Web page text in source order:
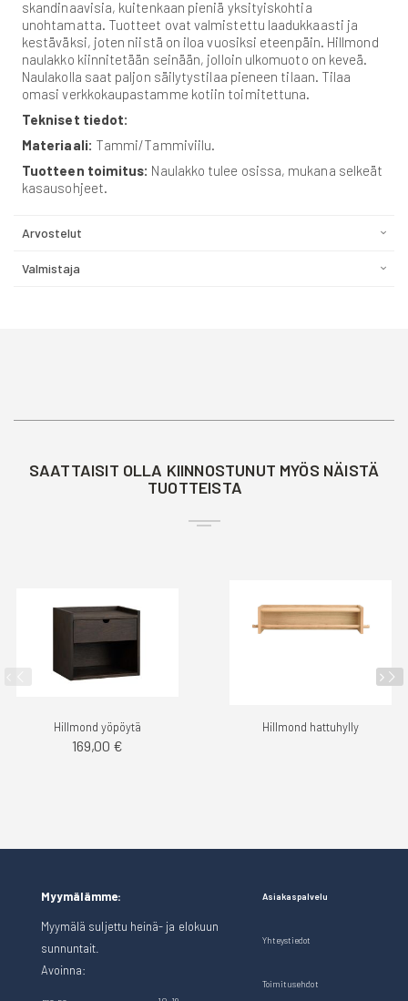
skandinaavisia, kuitenkaan pieniä yksityiskohtia
unohtamatta. Tuotteet ovat valmistettu laadukkaasti ja
kestäväksi, joten niistä on iloa vuosiksi eteenpäin. Hillmond
naulakko kiinnitetään seinään, jolloin ulkomuoto on keveä.
Naulakolla saat paljon säilytystilaa pieneen tilaan. Tilaa
omasi verkkokaupastamme kotiin toimitettuna.
Tekniset tiedot:
Materiaali: Tammi/Tammiviilu.
Tuotteen toimitus: Naulakko tulee osissa, mukana selkeät
kasausohjeet.
Arvostelut
Valmistaja
SAATTAISIT OLLA KIINNOSTUNUT MYÖS NÄISTÄ
TUOTTEISTA
Hillmond yöpöytä
169,00 €
Hillmond hattuhylly
Myymälämme:
Myymälä suljettu heinä- ja elokuun
sunnuntait.
Avoinna:
Asiakaspalvelu
Yhteystiedot
Toimitusehdot